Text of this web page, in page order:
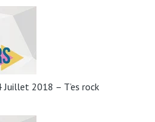
Juillet 2018 – T’es rock